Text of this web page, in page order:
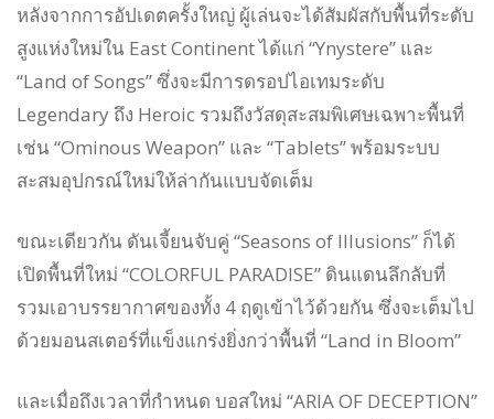
หลังจากการอัปเดตครั้งใหญ่ ผู้เล่นจะได้สัมผัสกับพื้นที่ระดับ
สูงแห่งใหม่ใน East Continent ได้แก่ “Ynystere” และ
“Land of Songs” ซึ่งจะมีการดรอปไอเทมระดับ
Legendary ถึง Heroic รวมถึงวัสดุสะสมพิเศษเฉพาะพื้นที่
เช่น “Ominous Weapon” และ “Tablets” พร้อมระบบ
สะสมอุปกรณ์ใหม่ให้ล่ากันแบบจัดเต็ม
ขณะเดียวกัน ดันเจี้ยนจับคู่ “Seasons of Illusions” ก็ได้
เปิดพื้นที่ใหม่ “COLORFUL PARADISE” ดินแดนลึกลับที่
รวมเอาบรรยากาศของทั้ง 4 ฤดูเข้าไว้ด้วยกัน ซึ่งจะเต็มไป
ด้วยมอนสเตอร์ที่แข็งแกร่งยิ่งกว่าพื้นที่ “Land in Bloom”
และเมื่อถึงเวลาที่กำหนด บอสใหม่ “ARIA OF DECEPTION”